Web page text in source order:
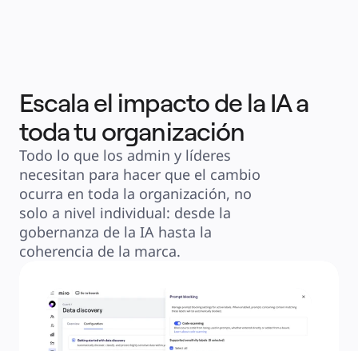
Escala el impacto de la IA a
toda tu organización
Todo lo que los admin y líderes
necesitan para hacer que el cambio
ocurra en toda la organización, no
solo a nivel individual: desde la
gobernanza de la IA hasta la
coherencia de la marca.